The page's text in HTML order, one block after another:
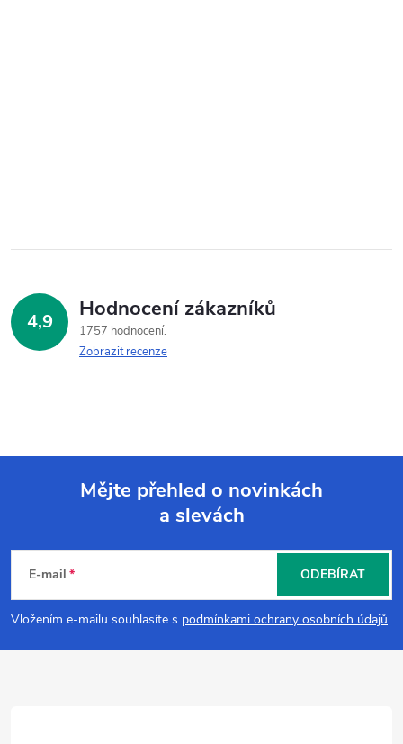
4,9 Hodnocení zákazníků
1757 hodnocení
Zobrazit recenze
p
Mějte přehled o novinkách
a slevách
E-mail
Vložením e-mailu souhlasíte s podmínkami ochrany osobních údajů
ODEBÍRAT